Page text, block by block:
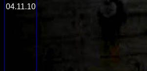
04.11.10